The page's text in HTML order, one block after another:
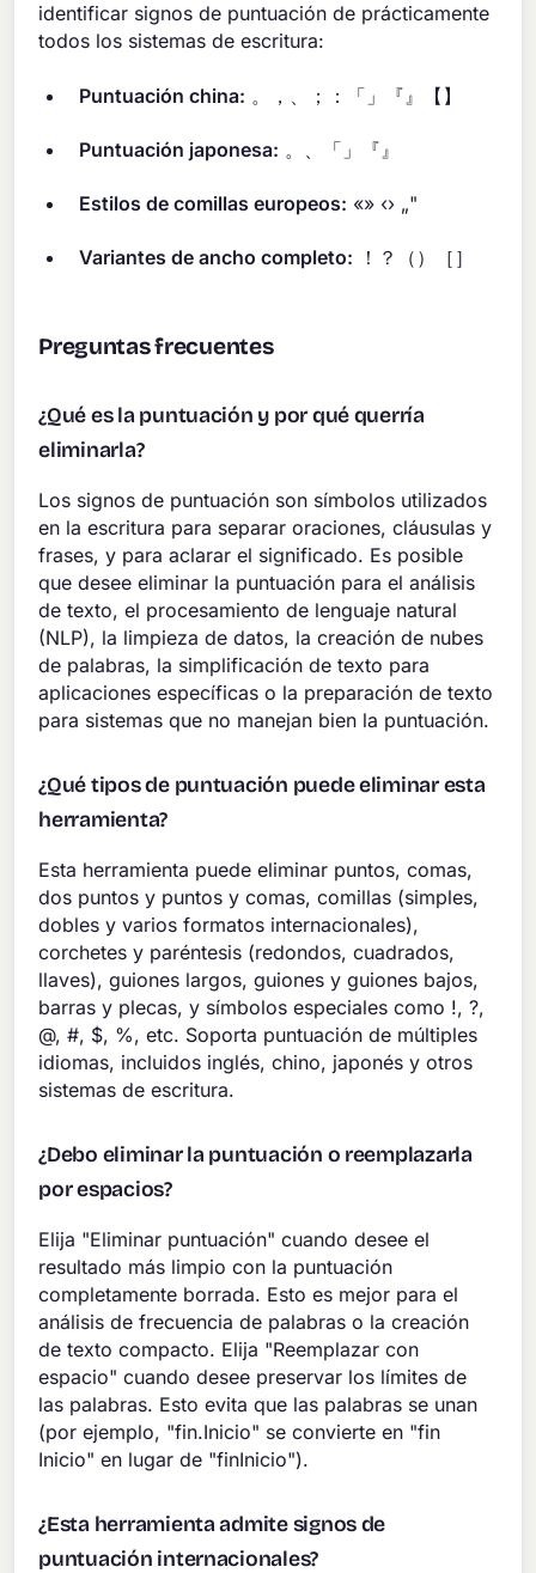
identificar signos de puntuación de prácticamente
todos los sistemas de escritura:
Puntuación china: 。，、；：「」『』【】
Puntuación japonesa: 。、「」『』
Estilos de comillas europeos: «» ‹› „"
Variantes de ancho completo: ！？（）［］
Preguntas frecuentes
¿Qué es la puntuación y por qué querría
eliminarla?
Los signos de puntuación son símbolos utilizados
en la escritura para separar oraciones, cláusulas y
frases, y para aclarar el significado. Es posible
que desee eliminar la puntuación para el análisis
de texto, el procesamiento de lenguaje natural
(NLP), la limpieza de datos, la creación de nubes
de palabras, la simplificación de texto para
aplicaciones específicas o la preparación de texto
para sistemas que no manejan bien la puntuación.
¿Qué tipos de puntuación puede eliminar esta
herramienta?
Esta herramienta puede eliminar puntos, comas,
dos puntos y puntos y comas, comillas (simples,
dobles y varios formatos internacionales),
corchetes y paréntesis (redondos, cuadrados,
llaves), guiones largos, guiones y guiones bajos,
barras y plecas, y símbolos especiales como !, ?,
@, #, $, %, etc. Soporta puntuación de múltiples
idiomas, incluidos inglés, chino, japonés y otros
sistemas de escritura.
¿Debo eliminar la puntuación o reemplazarla
por espacios?
Elija "Eliminar puntuación" cuando desee el
resultado más limpio con la puntuación
completamente borrada. Esto es mejor para el
análisis de frecuencia de palabras o la creación
de texto compacto. Elija "Reemplazar con
espacio" cuando desee preservar los límites de
las palabras. Esto evita que las palabras se unan
(por ejemplo, "fin.Inicio" se convierte en "fin
Inicio" en lugar de "finInicio").
¿Esta herramienta admite signos de
puntuación internacionales?